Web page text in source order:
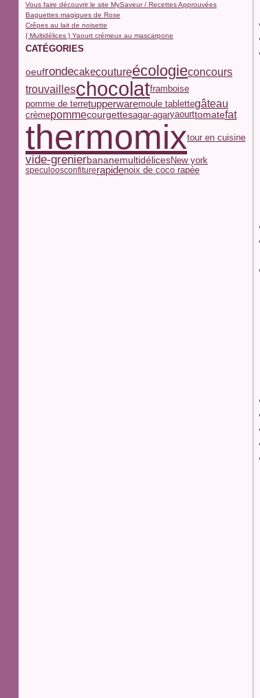
Vous faire découvrir le site MySaveur / Recettes Approuvées
Baguettes magiques de Rose
Crêpes au lait de noisette
{ Multidélices } Yaourt crémeux au mascarpone
CATÉGORIES
oeufrondecakecoutureécologieconcours
trouvailleschocolatframboise
pomme de terretupperwaremoule tablettegâteau
crèmepommecourgettesagar-agaryaourttomatefat
thermomixtour en cuisine
vide-grenierbananemultidélicesNew york
speculoosconfiturerapidenoix de coco rapée